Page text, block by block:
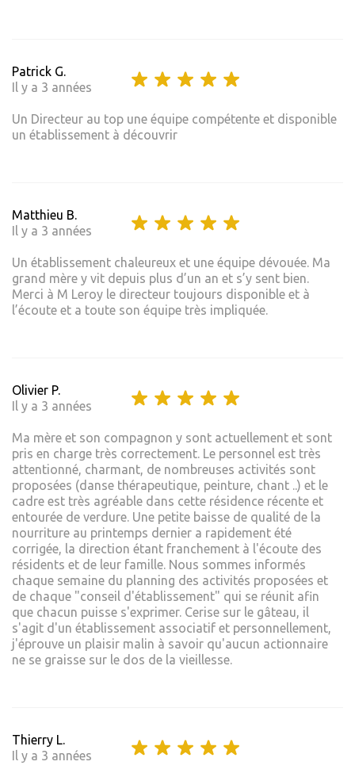
Patrick G.
Il y a 3 années
Un Directeur au top une équipe compétente et disponible
un établissement à découvrir
Matthieu B.
Il y a 3 années
Un établissement chaleureux et une équipe dévouée. Ma
grand mère y vit depuis plus d’un an et s’y sent bien.
Merci à M Leroy le directeur toujours disponible et à
l’écoute et a toute son équipe très impliquée.
Olivier P.
Il y a 3 années
Ma mère et son compagnon y sont actuellement et sont
pris en charge très correctement. Le personnel est très
attentionné, charmant, de nombreuses activités sont
proposées (danse thérapeutique, peinture, chant ..) et le
cadre est très agréable dans cette résidence récente et
entourée de verdure. Une petite baisse de qualité de la
nourriture au printemps dernier a rapidement été
corrigée, la direction étant franchement à l'écoute des
résidents et de leur famille. Nous sommes informés
chaque semaine du planning des activités proposées et
de chaque "conseil d'établissement" qui se réunit afin
que chacun puisse s'exprimer. Cerise sur le gâteau, il
s'agit d'un établissement associatif et personnellement,
j'éprouve un plaisir malin à savoir qu'aucun actionnaire
ne se graisse sur le dos de la vieillesse.
Thierry L.
Il y a 3 années